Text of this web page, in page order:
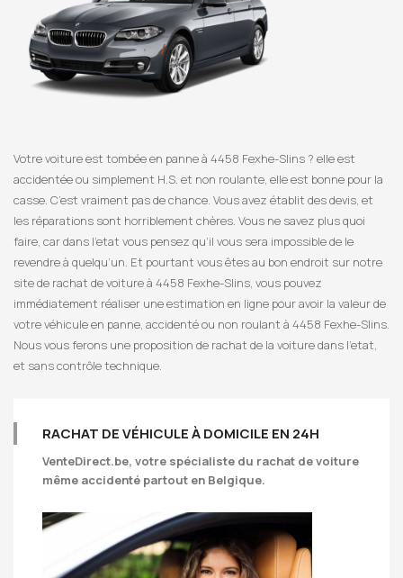
Votre voiture est tombée en panne à 4458 Fexhe-Slins ? elle est
accidentée ou simplement H.S. et non roulante, elle est bonne pour la
casse. C’est vraiment pas de chance. Vous avez établit des devis, et
les réparations sont horriblement chères. Vous ne savez plus quoi
faire, car dans l’etat vous pensez qu’il vous sera impossible de le
revendre à quelqu’un. Et pourtant vous êtes au bon endroit sur notre
site de rachat de voiture à 4458 Fexhe-Slins, vous pouvez
immédiatement réaliser une estimation en ligne pour avoir la valeur de
votre véhicule en panne, accidenté ou non roulant à 4458 Fexhe-Slins.
Nous vous ferons une proposition de rachat de la voiture dans l’etat,
et sans contrôle technique.
RACHAT DE VÉHICULE À DOMICILE EN 24H
VenteDirect.be, votre spécialiste du rachat de voiture
même accidenté partout en Belgique.